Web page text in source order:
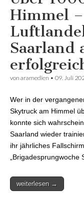
Himmel –
Saarland
von aramedien • 09. Juli
Wer in der
Skytruck am Himmel
konnte sich
Saarland wieder
ihr jährliches
„Brigadesprungwoche
weiterlesen →